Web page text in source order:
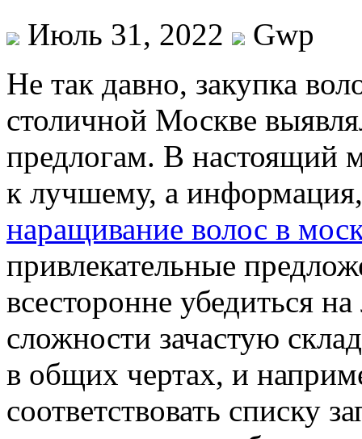
Июль 31, 2022
Gwp
Нe тaк давно, закупка
столичной Москве
предлогам. В настоящий
к лучшему, а
наращивание волос в
привлекательные
всесторонне убедиться
сложности зачастую
в общих чертах, и
соответствовать списку